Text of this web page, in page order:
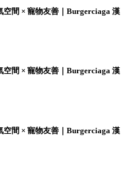
空間 × 寵物友善｜Burgerciaga 漢
空間 × 寵物友善｜Burgerciaga 漢
空間 × 寵物友善｜Burgerciaga 漢